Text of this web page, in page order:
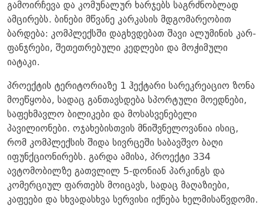
გამოირჩევა და კომუნალურ ხარჯებს საგრძნობლად
ამცირებს. ბინები მწვანე კარკასის მდგომარეობით
ბარდება: კომპლექსში დაგხვდებათ შავი ალუმინის კარ-
ფანჯრები, შეთეთრებული კედლები და მოჭიმული
იატაკი.
პროექტის ტერიტორიაზე 1 ჰექტარი სარეკრეაციო ზონა
მოეწყობა, სადაც განთავსდება სპორტული მოედნები,
საფეხმავლო ბილიკები და მოსასვენებელი
პავილიონები. ოჯახებისთვის მნიშვნელოვანია ისიც,
რომ კომპლექსის შიდა სივრცეში საბავშვო ბაღი
იფუნქციონირებს. გარდა ამისა, პროექტი 334
ავტომობილზე გათვლილ 5-დონიან პარკინგს და
კომერციულ ფართებს მოიცავს, სადაც მაღაზიები,
კაფეები და სხვადასხვა სერვისი იქნება ხელმისაწვდომი.